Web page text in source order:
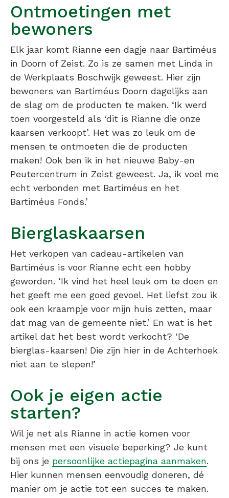
Ontmoetingen met
bewoners
Elk jaar komt Rianne een dagje naar Bartiméus
in Doorn of Zeist. Zo is ze samen met Linda in
de Werkplaats Boschwijk geweest. Hier zijn
bewoners van Bartiméus Doorn dagelijks aan
de slag om de producten te maken. ‘Ik werd
toen voorgesteld als ‘dit is Rianne die onze
kaarsen verkoopt’. Het was zo leuk om de
mensen te ontmoeten die de producten
maken! Ook ben ik in het nieuwe Baby-en
Peutercentrum in Zeist geweest. Ja, ik voel me
echt verbonden met Bartiméus en het
Bartiméus Fonds.’
Bierglaskaarsen
Het verkopen van cadeau-artikelen van
Bartiméus is voor Rianne echt een hobby
geworden. ‘Ik vind het heel leuk om te doen en
het geeft me een goed gevoel. Het liefst zou ik
ook een kraampje voor mijn huis zetten, maar
dat mag van de gemeente niet.’ En wat is het
artikel dat het best wordt verkocht? ‘De
bierglas-kaarsen! Die zijn hier in de Achterhoek
niet aan te slepen!’
Ook je eigen actie
starten?
Wil je net als Rianne in actie komen voor
mensen met een visuele beperking? Je kunt
bij ons je persoonlijke actiepagina aanmaken.
Hier kunnen mensen eenvoudig doneren, dé
manier om je actie tot een succes te maken.